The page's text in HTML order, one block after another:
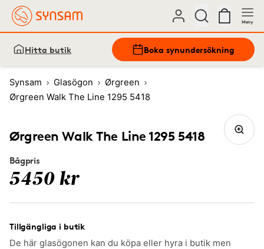
Meny
Hitta butik Boka synundersökning
Synsam Glasögon
Ørgreen
Ørgreen Walk The Line 1295 5418
Ørgreen Walk The Line 1295 5418
Bågpris
5450 kr
Tillgängliga i butik
De här glasögonen kan du köpa eller hyra i butik men